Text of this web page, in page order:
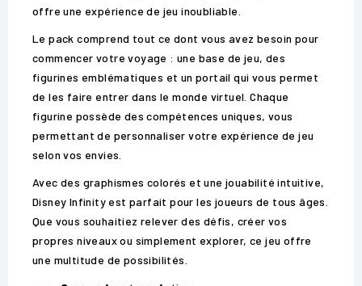
offre une expérience de jeu inoubliable.
Le pack comprend tout ce dont vous avez besoin pour
commencer votre voyage : une base de jeu, des
figurines emblématiques et un portail qui vous permet
de les faire entrer dans le monde virtuel. Chaque
figurine possède des compétences uniques, vous
permettant de personnaliser votre expérience de jeu
selon vos envies.
Avec des graphismes colorés et une jouabilité intuitive,
Disney Infinity est parfait pour les joueurs de tous âges.
Que vous souhaitiez relever des défis, créer vos
propres niveaux ou simplement explorer, ce jeu offre
une multitude de possibilités.